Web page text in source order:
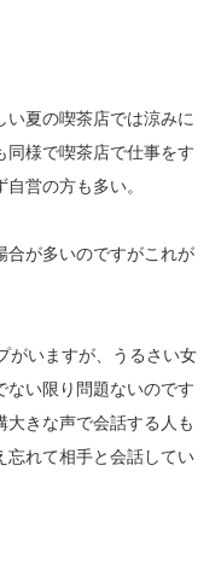
夏の喫茶店では涼みに
同様で喫茶店で仕事をす
営の方も多い。
合が多いのですがこれが
がいますが、うるさい女
ない限り問題ないのです
きな声で会話する人も
忘れて相手と会話してい